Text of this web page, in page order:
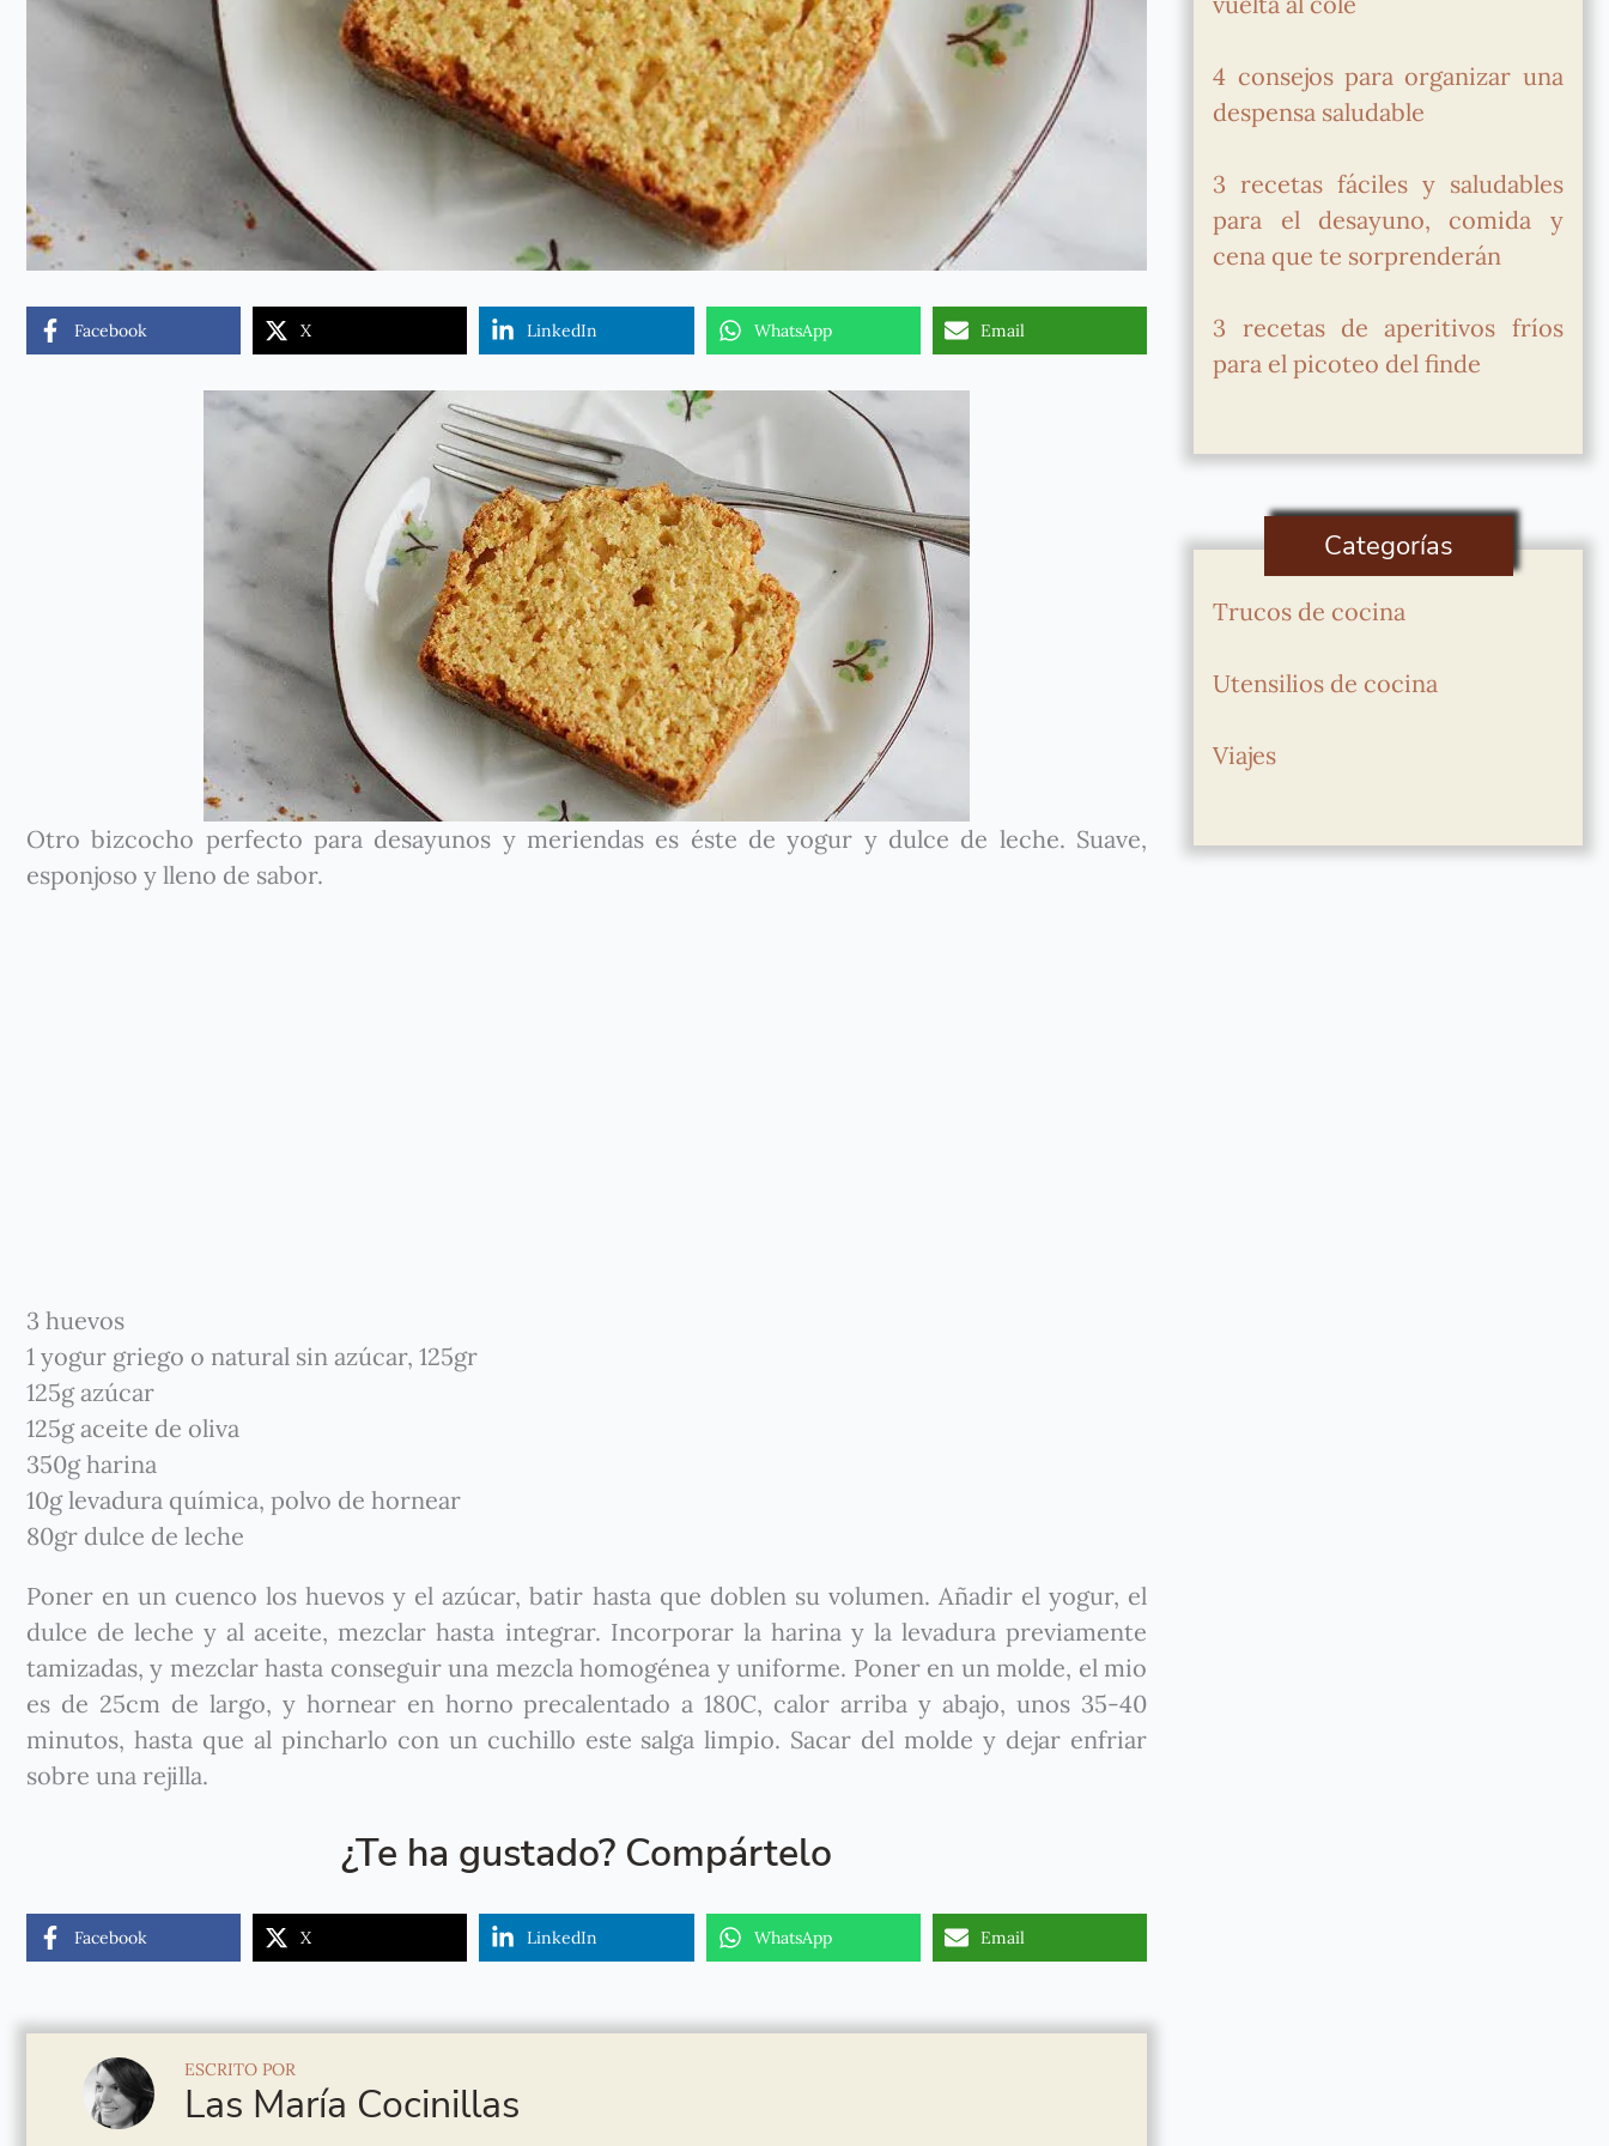
Facebook X LinkedIn WhatsApp Email
Otro bizcocho perfecto para desayunos y meriendas es éste de yogur y dulce de leche. Suave,
esponjoso y lleno de sabor.
3 huevos
1 yogur griego o natural sin azúcar, 125gr
125g azúcar
125g aceite de oliva
350g harina
10g levadura química, polvo de hornear
80gr dulce de leche
Poner en un cuenco los huevos y el azúcar, batir hasta que doblen su volumen. Añadir el yogur, el
dulce de leche y al aceite, mezclar hasta integrar. Incorporar la harina y la levadura previamente
tamizadas, y mezclar hasta conseguir una mezcla homogénea y uniforme. Poner en un molde, el mio
es de 25cm de largo, y hornear en horno precalentado a 180C, calor arriba y abajo, unos 35-40
minutos, hasta que al pincharlo con un cuchillo este salga limpio. Sacar del molde y dejar enfriar
sobre una rejilla.
¿Te ha gustado? Compártelo
Facebook X LinkedIn WhatsApp Email
ESCRITO POR
Las María Cocinillas
4 consejos para organizar una
despensa saludable
3 recetas fáciles y saludables
para el desayuno, comida y
cena que te sorprenderán
3 recetas de aperitivos fríos
para el picoteo del finde
Categorías
Trucos de cocina
Utensilios de cocina
Viajes